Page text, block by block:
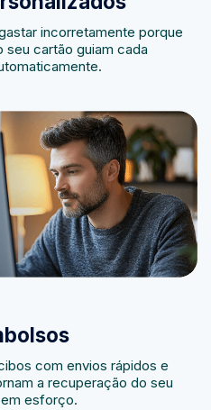
incorretamente porque
seu cartão guiam cada
com envios rápidos e
a recuperação do seu
esforço.